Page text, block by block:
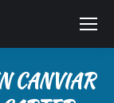
CANVIAR